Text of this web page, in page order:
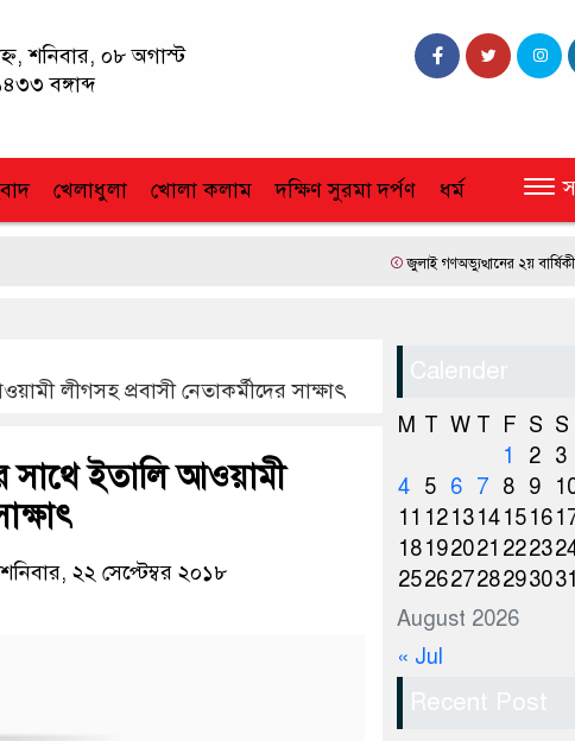
শনিবার, ০৮ অগাস্ট
বঙ্গাব্দ
খেলাধুলা খোলা কলাম দক্ষিণ সুরমা দর্পণ ধর্ম
জুলাই গণঅভ্যুত্থানের ২য় বার্ষিকীতে
লীগসহ প্রবাসী নেতাকর্মীদের সাক্ষাৎ
সাথে ইতালি আওয়ামী
২২ সেপ্টেম্বর ২০১৮
Calender
August 2026
M T W T F S S
1
2 3
4 5 6 7 8 9
11 1213141516
18192021 2223
25262728293031
« Jul
Recent Post